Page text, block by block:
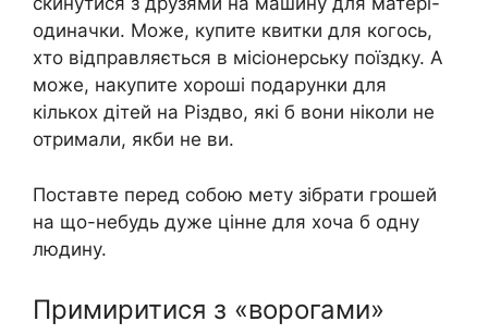
одиначки. Може, купите квитки для когось,
хто відправляється в місіонерську поїздку. А
може, накупите хороші подарунки для
кількох дітей на Різдво, які б вони ніколи не
отримали, якби не ви.
Поставте перед собою мету зібрати грошей
на що-небудь дуже цінне для хоча б одну
людину.
Примиритися з «ворогами»